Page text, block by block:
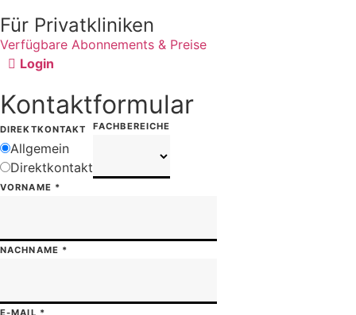
Für Privatkliniken
Verfügbare Abonnements & Preise
Login
Kontaktformular
DIREKTKONTAKT
Allgemein
Direktkontakt
FACHBEREICHE
VORNAME *
NACHNAME *
E-MAIL *